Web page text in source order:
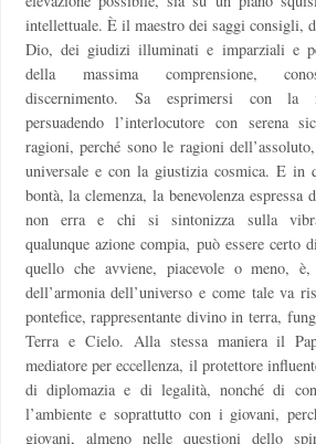
intellettuale. È il maestro dei saggi consigli,
Dio, dei giudizi illuminati e imparziali e
della massima comprensione,
discernimento. Sa esprimersi con la
persuadendo l’interlocutore con serena
ragioni, perché sono le ragioni
universale e con la giustizia cosmica. E in
bontà, la clemenza, la benevolenza espressa
non erra e chi si sintonizza sulla
qualunque azione compia, può essere certo
quello che avviene, piacevole o meno, è,
dell’armonia dell’universo e come tale va
pontefice, rappresentante divino in terra,
Terra e Cielo. Alla stessa maniera il
mediatore per eccellenza, il protettore
di diplomazia e di legalità, nonché di
l’ambiente e soprattutto con i giovani,
giovani, almeno nelle questioni dello